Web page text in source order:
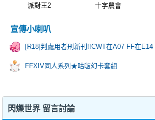
派對王2
十字農會
宣傳小喇叭
[R18]判處用者刑新刊!!CWT在A07 FF在E14
FFXIV同人系列★咕啵幻卡套組
閃爍世界 留言討論